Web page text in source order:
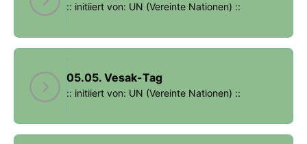
:: initiiert von: UN (Vereinte Nationen) ::
05.05. Vesak-Tag
:: initiiert von: UN (Vereinte Nationen) ::